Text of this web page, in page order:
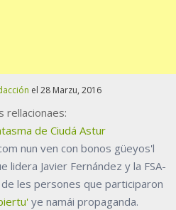
el 28 Marzu, 2016
rellacionaes:
de Ciudá Astur
nun ven con bonos güeyos'l
lidera Javier Fernández y la FSA-
les persones que participaron
ye namái propaganda.